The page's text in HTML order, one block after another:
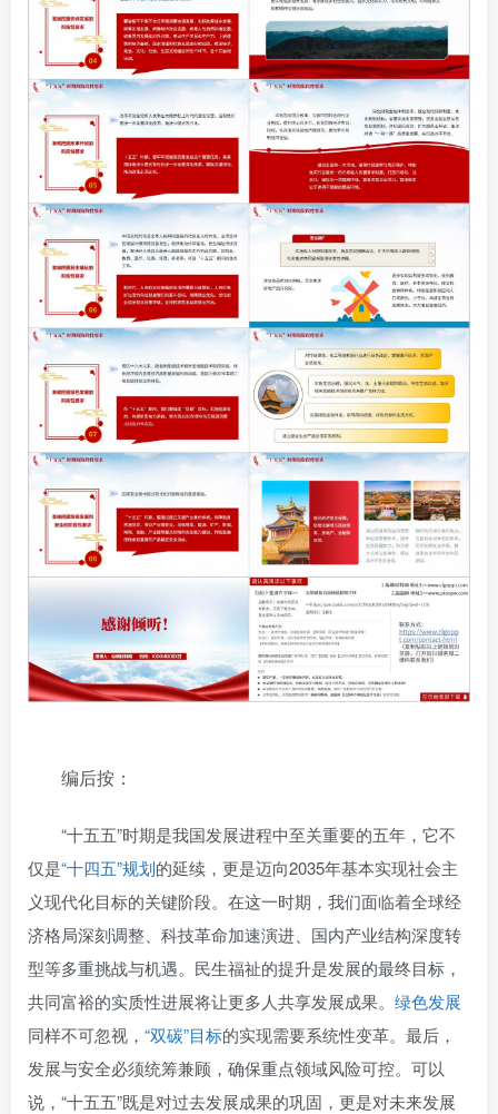
编后按：
“十五五”时期是我国发展进程中至关重要的五年，它不
仅是“十四五”规划的延续，更是迈向2035年基本实现社会主
义现代化目标的关键阶段。在这一时期，我们面临着全球经
济格局深刻调整、科技革命加速演进、国内产业结构深度转
型等多重挑战与机遇。民生福祉的提升是发展的最终目标，
共同富裕的实质性进展将让更多人共享发展成果。 绿色发展
同样不可忽视， “双碳”目标的实现需要系统性变革。最后，
发展与安全必须统筹兼顾，确保重点领域风险可控。可以
说，“十五五”既是对过去发展成果的巩固，更是对未来发展